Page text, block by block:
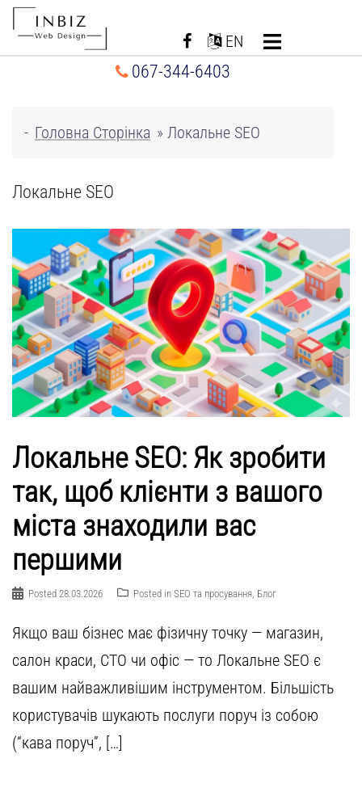
Перейти
EN
067-344-6403
- Головна Сторінка » Локальне SEO
Локальне SEO
Локальне SEO: Як зробити
так, щоб клієнти з вашого
міста знаходили вас
першими
Posted 28.03.2026 Posted in SEO та просування, Блог
Якщо ваш бізнес має фізичну точку — магазин,
салон краси, СТО чи офіс — то Локальне SEO є
вашим найважливішим інструментом. Більшість
користувачів шукають послуги поруч із собою
(“кава поруч”, […]